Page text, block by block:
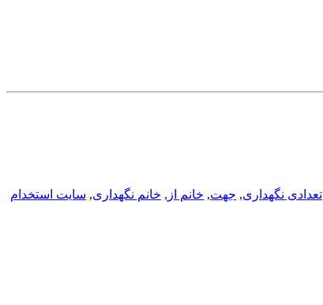
تعدادی نگهداری, جهت, خانم از , خانم نگهداری, سایت استخدام